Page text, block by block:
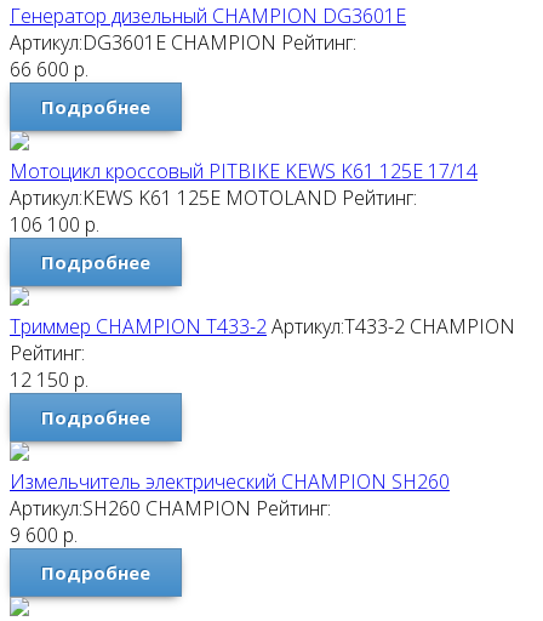
Генератор дизельный CHAMPION DG3601E
Артикул:DG3601E CHAMPION Рейтинг:
66 600 р.
Подробнее
Мотоцикл кроссовый PITBIKE KEWS K61 125E 17/14
Артикул:KEWS K61 125E MOTOLAND Рейтинг:
106 100 р.
Подробнее
Триммер CHAMPION T433-2Артикул:T433-2 CHAMPION
Рейтинг:
12 150 р.
Подробнее
Измельчитель электрический CHAMPION SH260
Артикул:SH260 CHAMPION Рейтинг:
9 600 р.
Подробнее